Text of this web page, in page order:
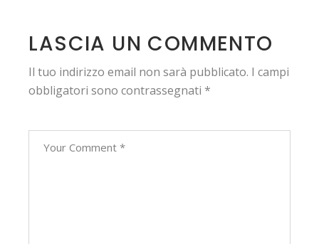
LASCIA UN COMMENTO
Il tuo indirizzo email non sarà pubblicato. I campi
obbligatori sono contrassegnati *